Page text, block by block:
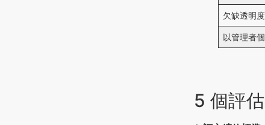
欠缺透明
以管理者
5 個評